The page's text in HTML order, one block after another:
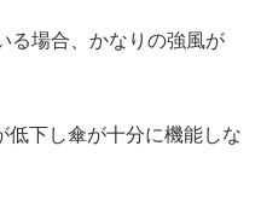
る場合、かなりの強風が
低下し傘が十分に機能しな